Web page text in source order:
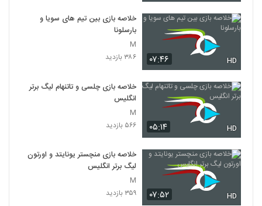
۰۷:۴۶ HD
خلاصه بازی بین تیم های سویا و
بارسلونا
M
۳۸۶ بازدید
۰۵:۱۴ HD
خلاصه بازی چلسی و تاتنهام لیگ برتر
انگلیس
M
۵۶۶ بازدید
۰۷:۵۲ HD
خلاصه بازی منچستر یونایتد و اورتون
لیگ برتر انگلیس
M
۳۵۹ بازدید